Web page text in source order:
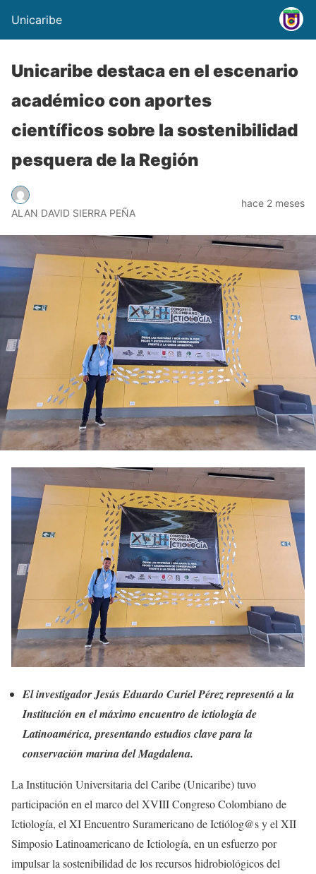
Unicaribe
Unicaribe destaca en el escenario
académico con aportes
científicos sobre la sostenibilidad
pesquera de la Región
ALAN DAVID SIERRA PEÑA
hace 2 meses
El investigador Jesús Eduardo Curiel Pérez representó a la
Institución en el máximo encuentro de ictiología de
Latinoamérica, presentando estudios clave para la
conservación marina del Magdalena.
La Institución Universitaria del Caribe (Unicaribe) tuvo
participación en el marco del XVIII Congreso Colombiano de
Ictiología, el XI Encuentro Suramericano de Ictiólog@s y el XII
Simposio Latinoamericano de Ictiología, en un esfuerzo por
impulsar la sostenibilidad de los recursos hidrobiológicos del